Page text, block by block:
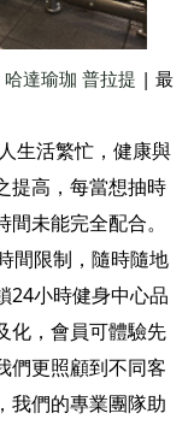
哈達瑜珈 普拉提 | 最
生活繁忙，健康與
提高，每當想抽時
未能完全配合。
間限制，隨時隨地
24小時健身中心品
化，會員可體驗先
們更照顧到不同客
我們的專業團隊助